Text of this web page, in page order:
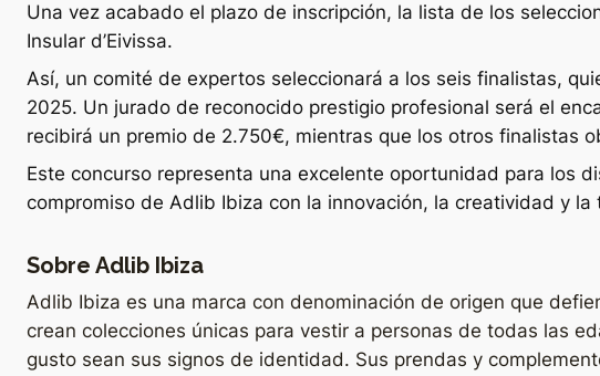
Una vez acabado el plazo de inscripción, la lista de los
Insular d’Eivissa.
Así, un comité de expertos seleccionará a los seis finalistas,
2025. Un jurado de reconocido prestigio profesional será el
recibirá un premio de 2.750€, mientras que los otros finalistas
Este concurso representa una excelente oportunidad para los
compromiso de Adlib Ibiza con la innovación, la creatividad y
Sobre Adlib Ibiza
Adlib Ibiza es una marca con denominación de origen que
crean colecciones únicas para vestir a personas de todas las
gusto sean sus signos de identidad. Sus prendas y